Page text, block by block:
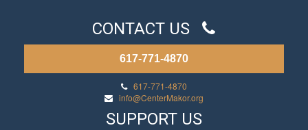
CONTACT US
617-771-4870
617-771-4870
info@CenterMakor.org
SUPPORT US